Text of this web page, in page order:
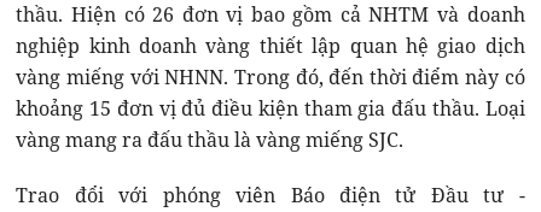
thầu. Hiện có 26 đơn vị bao gồm cả NHTM và doanh
nghiệp kinh doanh vàng thiết lập quan hệ giao dịch
vàng miếng với NHNN. Trong đó, đến thời điểm này có
khoảng 15 đơn vị đủ điều kiện tham gia đấu thầu. Loại
vàng mang ra đấu thầu là vàng miếng SJC.
Trao đổi với phóng viên Báo điện tử Đầu tư -